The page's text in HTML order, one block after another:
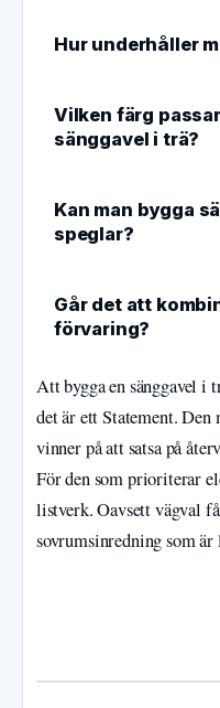
Hur underhåller
Vilken färg
sänggavel i trä?
Kan man bygga
speglar?
Går det att
förvaring?
Att bygga en sänggavel
det är ett Statement.
vinner på att satsa på
För den som prioriterar
listverk. Oavsett vägval
sovrumsinredning som